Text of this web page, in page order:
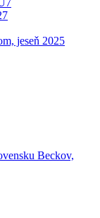
jeseň 2025
Beckov,